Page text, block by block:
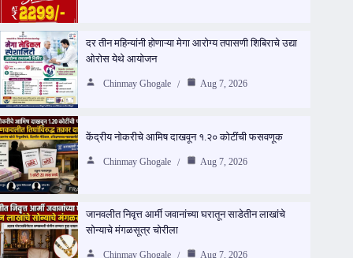
दर तीन महिन्यांनी होणाऱ्या मेगा आरोग्य तपासणी शिबिराचे उद्या
ओरोस येथे आयोजन
Chinmay Ghogale Aug 7, 2026
केंद्रीय नोकरीचे आमिष दाखवून १.२० कोटींची फसवणूक
Chinmay Ghogale Aug 7, 2026
जानवलीत निवृत्त आर्मी जवानांच्या घरातून साडेतीन लाखांचे
सोन्याचे मंगळसूत्र चोरीला
Chinmay Ghogale Aug 7, 2026